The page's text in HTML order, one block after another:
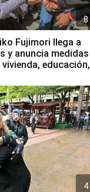
8
Fujimori llega a
y anuncia medidas
educación,
4